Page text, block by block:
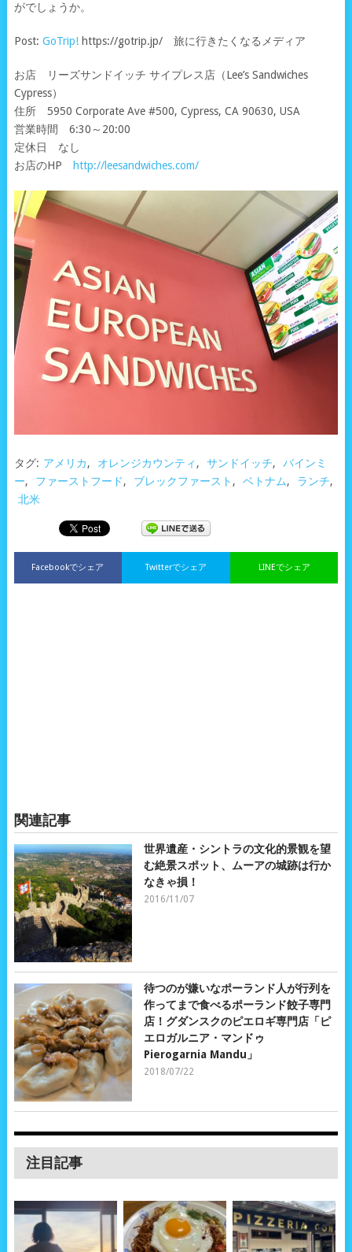
がでしょうか。
Post: GoTrip!https://gotrip.jp/ 旅に行きたくなるメディア
お店 リーズサンドイッチ サイプレス店（Lee’s Sandwiches
Cypress）
住所 5950 Corporate Ave #500, Cypress, CA 90630, USA
営業時間 6:30～20:00
定休日 なし
お店のHP
http://leesandwiches.com/
タグ: アメリカ, オレンジカウンティ , サンドイッチ,
バインミ
ー, ファーストフード, ブレックファースト , ベトナム, ランチ,
北米
Facebookでシェア LINEでシェア
Twitterでシェア
関連記事
世界遺産・シントラの文化的景観を望
む絶景スポット、ムーアの城跡は行か
なきゃ損！
2016/11/07
待つのが嫌いなポーランド人が行列を
作ってまで食べるポーランド餃子専門
店！グダンスクのピエロギ専門店「ピ
エロガルニア・マンドゥ
Pierogarnia Mandu」
2018/07/22
注目記事